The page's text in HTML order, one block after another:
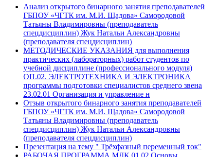
Анализ открытого бинарного занятия преподавателей
ГБПОУ «ЧГТК им. М.И. Щадова» Самородовой
Татьяны Владимировны (преподаватель
спецдисциплин) Жук Натальи Александровны
(преподавателя спецдисциплин)
МЕТОДИЧЕСКИЕ УКАЗАНИЯ для выполнения
практических (лабораторных) работ студентов по
учебной дисциплине (профессионального модуля)
ОП.02. ЭЛЕКТРОТЕХНИКА И ЭЛЕКТРОНИКА
программы подготовки специалистов среднего звена
23.02.01 Организация и управление н
Отзыв открытого бинарного занятия преподавателей
ГБПОУ «ЧГТК им. М.И. Щадова» Самородовой
Татьяны Владимировны (преподаватель
спецдисциплин) Жук Натальи Александровны
(преподавателя спецдисциплин)
Презентация на тему " Трёхфазный переменный ток"
РАБОЧАЯ ПРОГРАММА МДК 01.02 Основы